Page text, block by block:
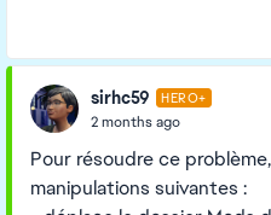
sirhc59 HERO+
2 months ago
Pour résoudre ce
manipulations suivantes :